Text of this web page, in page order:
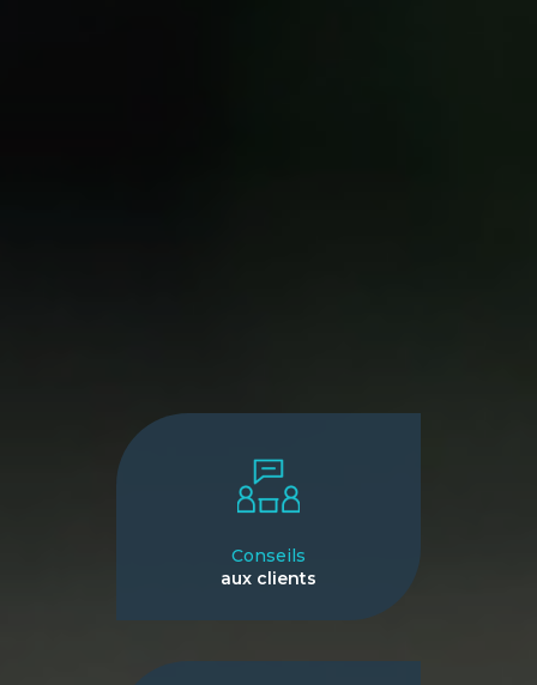
Conseils
aux clients